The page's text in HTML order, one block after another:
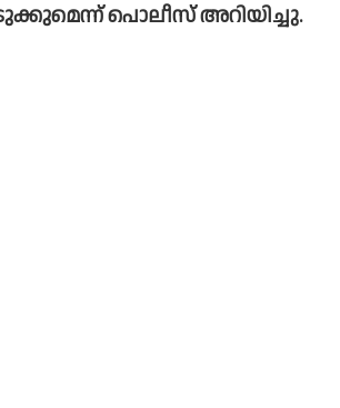
പൊലീസ് അറിയിച്ചു.